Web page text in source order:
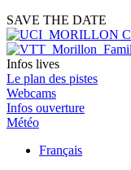
SAVE THE DATE
Infos lives
Le plan des pistes
Webcams
Infos ouverture
Météo
Français